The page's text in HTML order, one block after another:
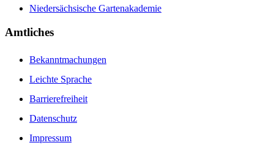
Niedersächsische Gartenakademie
Amtliches
Bekanntmachungen
Leichte Sprache
Barrierefreiheit
Datenschutz
Impressum